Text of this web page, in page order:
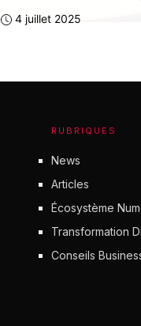
4 juillet 2025
RUBRIQUES
News
Articles
Écosystème
Transformation
Conseils